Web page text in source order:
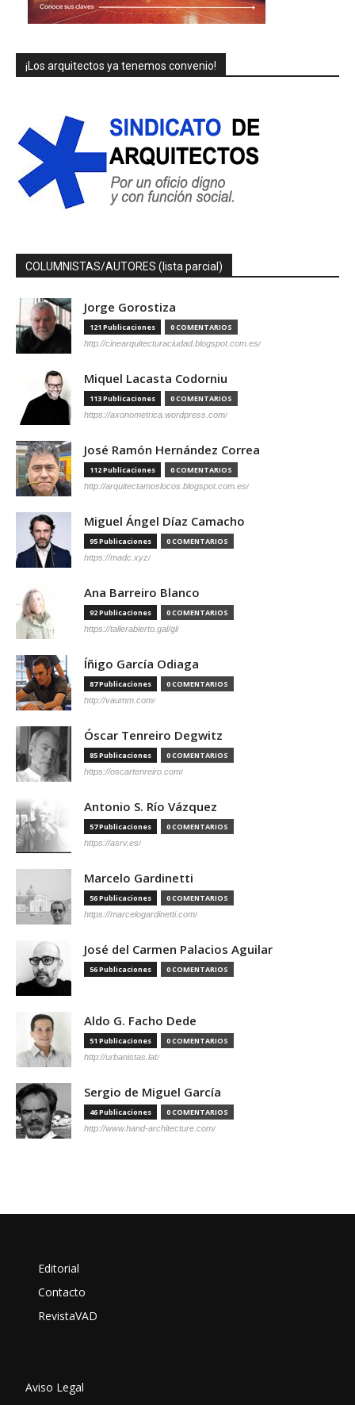
¡Los arquitectos ya tenemos convenio!
COLUMNISTAS/AUTORES (lista parcial)
Jorge Gorostiza
121 Publicaciones 0 COMENTARIOS
http://cinearquitecturaciudad.blogspot.com.es/
Miquel Lacasta Codorniu
113 Publicaciones 0 COMENTARIOS
https://axonometrica.wordpress.com/
José Ramón Hernández Correa
112 Publicaciones 0 COMENTARIOS
http://arquitectamoslocos.blogspot.com.es/
Miguel Ángel Díaz Camacho
95 Publicaciones 0 COMENTARIOS
https://madc.xyz/
Ana Barreiro Blanco
92 Publicaciones 0 COMENTARIOS
https://tallerabierto.gal/gl/
Íñigo García Odiaga
87 Publicaciones 0 COMENTARIOS
http://vaumm.com/
Óscar Tenreiro Degwitz
85 Publicaciones 0 COMENTARIOS
https://oscartenreiro.com/
Antonio S. Río Vázquez
57 Publicaciones 0 COMENTARIOS
https://asrv.es/
Marcelo Gardinetti
56 Publicaciones 0 COMENTARIOS
https://marcelogardinetti.com/
José del Carmen Palacios Aguilar
56 Publicaciones 0 COMENTARIOS
Aldo G. Facho Dede
51 Publicaciones 0 COMENTARIOS
http://urbanistas.lat/
Sergio de Miguel García
46 Publicaciones 0 COMENTARIOS
http://www.hand-architecture.com/
Editorial
Contacto
RevistaVAD
Aviso Legal